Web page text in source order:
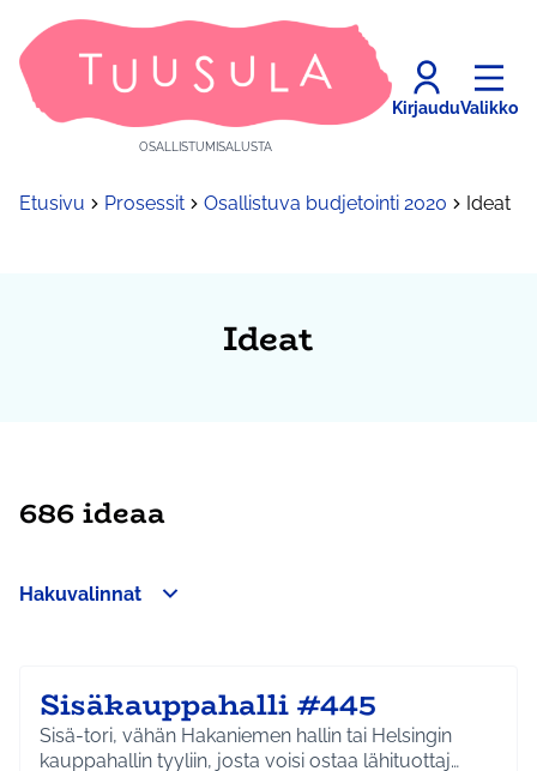
OSALLISTUMISALUSTA
KirjauduValikko
Etusivu Prosessit Osallistuva budjetointi 2020 Ideat
Ideat
686 ideaa
Hakuvalinnat
−
Sisäkauppahalli #445
Sisä-tori, vähän Hakaniemen hallin tai Helsingin
kauppahallin tyyliin, josta voisi ostaa lähituottaj…